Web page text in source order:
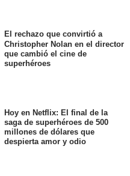
El rechazo que convirtió a
Christopher Nolan en el director
que cambió el cine de
superhéroes
Hoy en Netflix: El final de la
saga de superhéroes de 500
millones de dólares que
despierta amor y odio